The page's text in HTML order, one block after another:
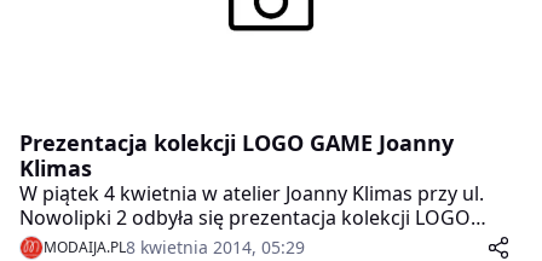
Prezentacja kolekcji LOGO GAME Joanny
Klimas
W piątek 4 kwietnia w atelier Joanny Klimas przy ul.
Nowolipki 2 odbyła się prezentacja kolekcji LOGO
GAME na wiosnę 2014.
MODAIJA.PL8 kwietnia 2014, 05:29